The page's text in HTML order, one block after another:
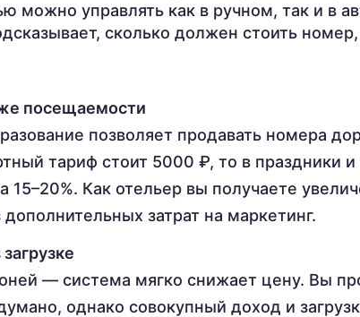
можно управлять как в ручном, так и в
сколько должен стоить
посещаемости
позволяет продавать номера
тариф стоит 5000 ₽, то в праздники
15–20%. Как отельер вы получаете
затрат на маркетинг.
— система мягко снижает цену. Вы
однако совокупный доход и